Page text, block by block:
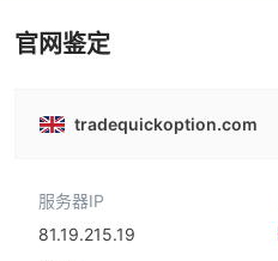
官网鉴定
tradequickoption.com
服务器IP
81.19.215.19